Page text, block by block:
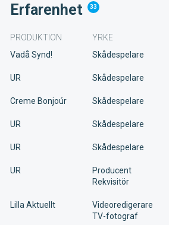
Erfarenhet 33
PRODUKTION YRKE
Vadå Synd!
Skådespelare
UR Skådespelare
Creme Bonjoúr Skådespelare
UR Skådespelare
UR Skådespelare
UR
Producent
Rekvisitör
Lilla Aktuellt
Videoredigerare
TV-fotograf